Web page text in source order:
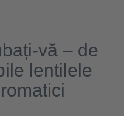
vă – de
lentilele